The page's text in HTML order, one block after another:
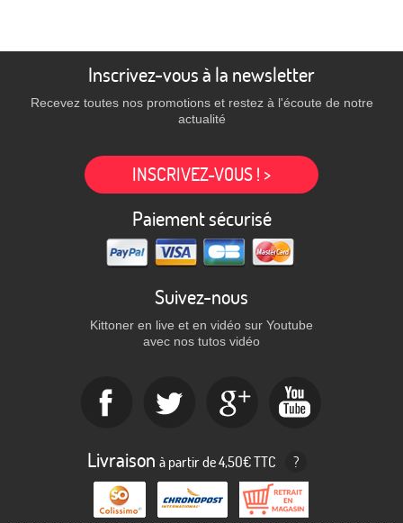
Inscrivez-vous à la newsletter
Recevez toutes nos promotions et restez à l'écoute de notre
actualité
INSCRIVEZ-VOUS ! >
Paiement sécurisé
Suivez-nous
Kittoner en live et en vidéo sur Youtube
avec nos tutos vidéo
Livraison à partir de 4,50€ TTC ?